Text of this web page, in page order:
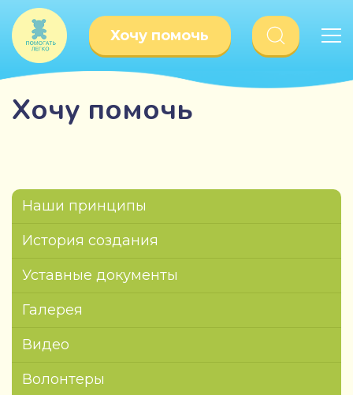
Хочу помочь
Хочу помочь
Наши принципы
История создания
Уставные документы
Галерея
Видео
Волонтеры